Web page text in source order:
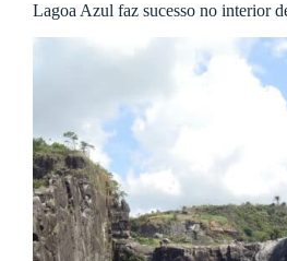
Lagoa Azul faz sucesso no interior